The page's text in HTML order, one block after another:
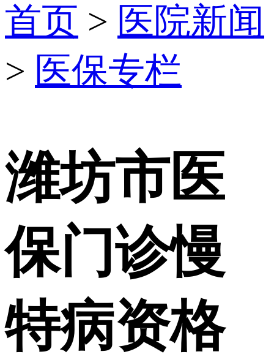
首页 > 医院新闻
> 医保专栏
潍坊市医
保门诊慢
特病资格